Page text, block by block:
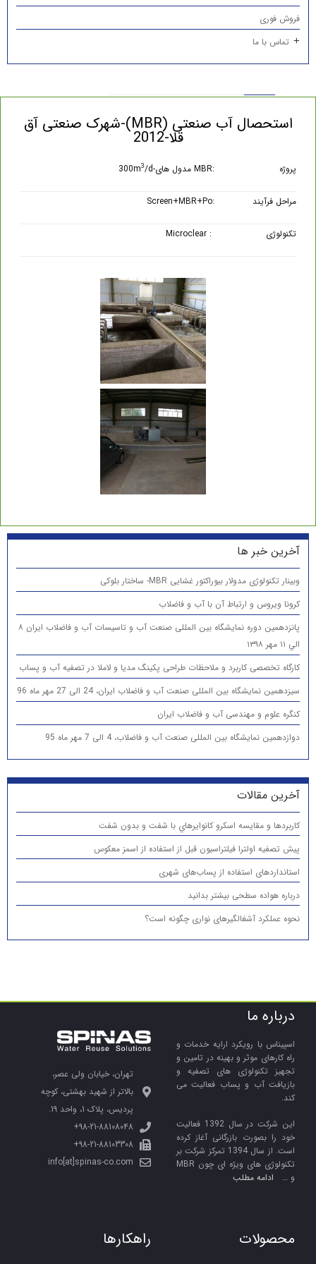
فروش فوری
تماس با ما
استحصال آب صنعتی (MBR)-شهرک صنعتی آق
قلا-2012
پروژه :MBR مدول های-300m 3/d
مراحل فرآیند :Screen+MBR+Po
تکنولوژی : Microclear
آخرین خبر ها
وبینار تکنولوژی مدولار بیوراکتور غشایی MBR- ساختار بلوکی
کرونا ویروس و ارتباط آن با آب و فاضلاب
پانزدهمين دوره نمایشگاه بین المللی صنعت آب و تاسیسات آب و فاضلاب ایران ۸
الي ۱۱ مهر ۱۳۹۸
کارگاه تخصصی کاربرد و ملاحظات طراحی پکینگ مدیا و لاملا در تصفیه آب و پساب
سیزدهمین نمایشگاه بین المللی صنعت آب و فاضلاب ایران، 24 الی 27 مهر ماه 96
کنگره علوم و مهندسی آب و فاضلاب ایران
دوازدهمین نمایشگاه بین المللی صنعت آب و فاضلاب، 4 الی 7 مهر ماه 95
آخرین مقالات
كاربردها و مقایسه اسكرو كانوايرهاي با شفت و بدون شفت
پیش تصفیه اولترا فیلتراسیون قبل از استفاده از اسمز معکوس
استانداردهای استفاده از پساب‌های شهری
درباره هواده سطحی بیشتر بدانید
نحوه عملکرد آشغالگیرهای نواری چگونه است؟
درباره ما
اسپیناس با رویکرد ارایه خدمات و
راه کارهای موثر و بهینه در تامین و
تجهیز تکنولوژی های تصفیه و
بازیافت آب و پساب فعالیت می
کند.
این شرکت در سال 1392 فعالیت
خود را بصورت بازرگانی آغاز کرده
است. از سال 1394 تمرکز شرکت بر
تکنولوژی های ویژه ای چون MBR
و … ادامه مطلب
تهران، خیابان ولی عصر،
بالاتر از شهید بهشتی، کوچه
پردیس، پلاک 1، واحد 19.
98-21-88108048+
98-21-88103308+
info[at]spinas-co.com
محصولات راهکارها